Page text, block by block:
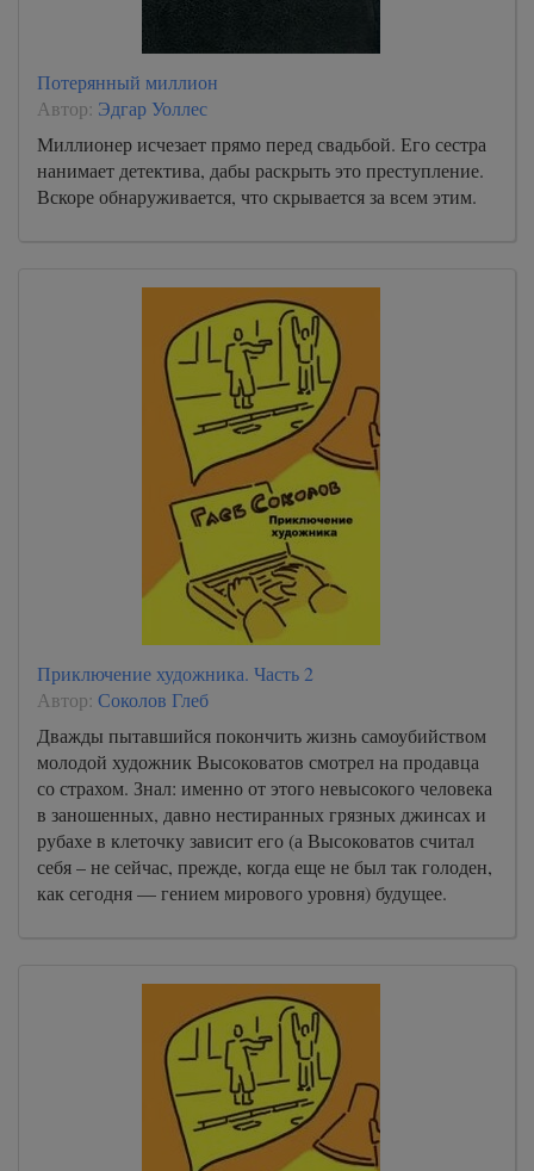
Потерянный миллион
Автор: Эдгар Уоллес
Миллионер исчезает прямо перед свадьбой. Его сестра
нанимает детектива, дабы раскрыть это преступление.
Вскоре обнаруживается, что скрывается за всем этим.
Приключение художника. Часть 2
Автор: Соколов Глеб
Дважды пытавшийся покончить жизнь самоубийством
молодой художник Высоковатов смотрел на продавца
со страхом. Знал: именно от этого невысокого человека
в заношенных, давно нестиранных грязных джинсах и
рубахе в клеточку зависит его (а Высоковатов считал
себя – не сейчас, прежде, когда еще не был так голоден,
как сегодня — гением мирового уровня) будущее.